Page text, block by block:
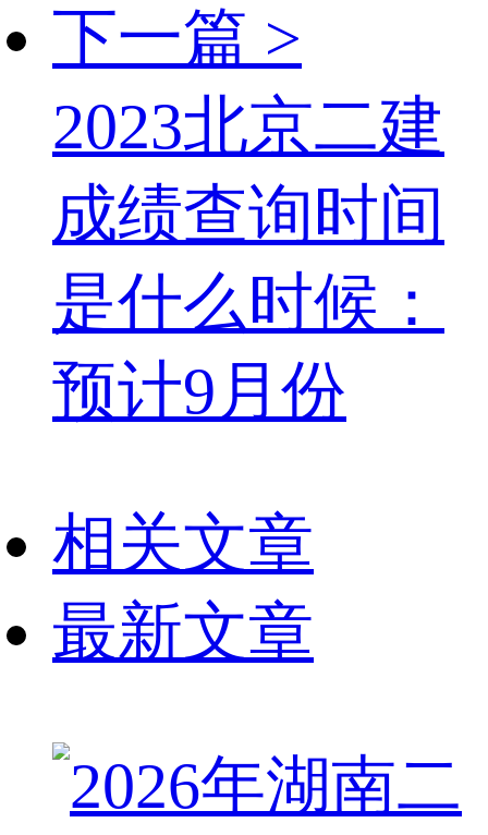
下一篇 >
2023北京二建
成绩查询时间
是什么时候：
预计9月份
相关文章
最新文章